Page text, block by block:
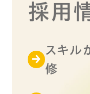
採用
スキル
修